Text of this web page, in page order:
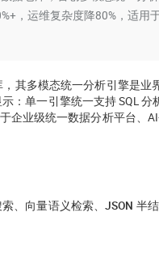
，运维复杂度降80%，适用
，其多模态统一分析引擎是业
单一引擎统一支持 SQL 分
企业级统一数据分析平台、
、向量语义检索、JSON 半